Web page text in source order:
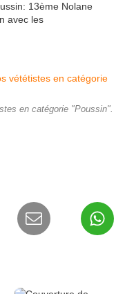
13ème Nolane
avec les
en catégorie "Poussin".